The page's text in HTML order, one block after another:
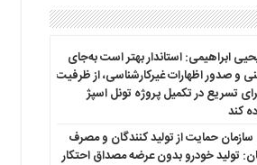
ابراهیمی: استاندار بهتر است به‌جای
و صدور اظهارات غیرکارشناسی، از ظرفیت
تسریع در تکمیل پروژه تونل اسپژ
کند
حمایت از تولید کنندگان و مصرف
تولید خودرو بدون عرضه مصداق احتکار